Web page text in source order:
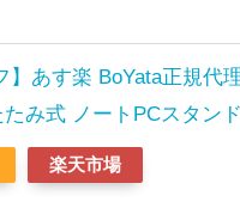
】あす楽 BoYata正規
み式 ノートPCスタン
楽天市場